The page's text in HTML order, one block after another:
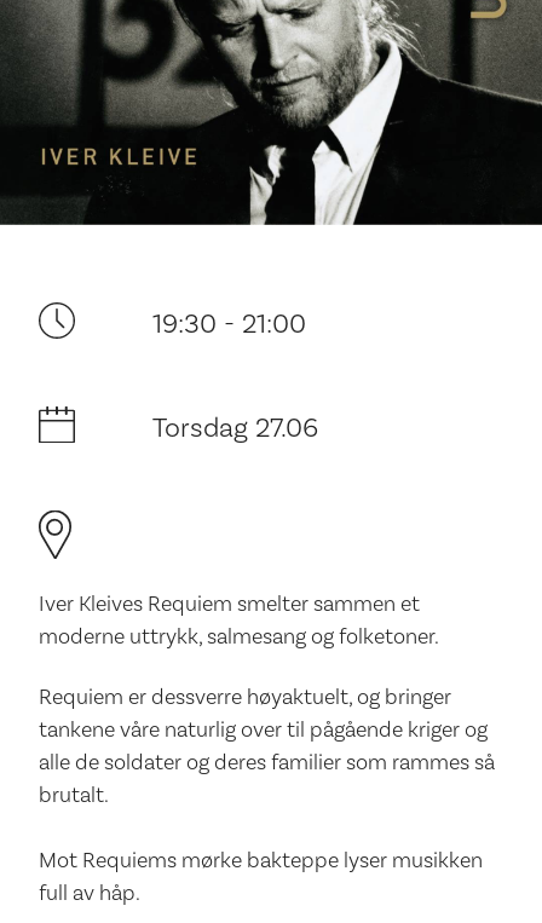
Ditt besøk
19:30 - 21:00
Torsdag 27.06
Iver Kleives Requiem smelter sammen et
moderne uttrykk, salmesang og folketoner.
Requiem er dessverre høyaktuelt, og bringer
tankene våre naturlig over til pågående kriger og
alle de soldater og deres familier som rammes så
brutalt.
Mot Requiems mørke bakteppe lyser musikken
full av håp.